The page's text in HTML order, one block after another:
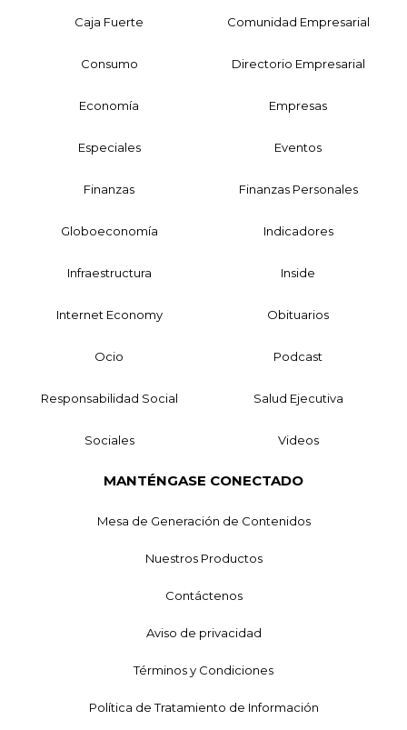
Caja Fuerte Comunidad Empresarial
Consumo Directorio Empresarial
Economía Empresas
Especiales Eventos
Finanzas Finanzas Personales
Globoeconomía Indicadores
Infraestructura Inside
Internet Economy Obituarios
Ocio Podcast
Responsabilidad Social Salud Ejecutiva
Sociales Videos
MANTÉNGASE CONECTADO
Mesa de Generación de Contenidos
Nuestros Productos
Contáctenos
Aviso de privacidad
Términos y Condiciones
Política de Tratamiento de Información